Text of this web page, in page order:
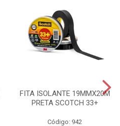
FITA ISOLANTE 19MMX20M
PRETA SCOTCH 33+
Código: 942